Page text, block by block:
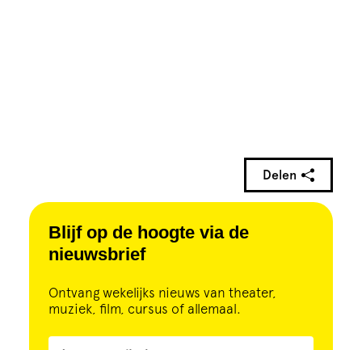
Blijf op de hoogte via de
nieuwsbrief
Ontvang wekelijks nieuws van theater,
muziek, film, cursus of allemaal.
Delen